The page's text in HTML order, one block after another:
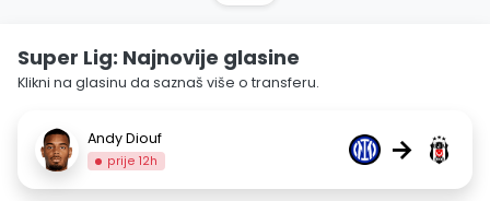
Super Lig: Najnovije glasine
Klikni na glasinu da saznaš više o transferu.
Andy Diouf
prije 12h →